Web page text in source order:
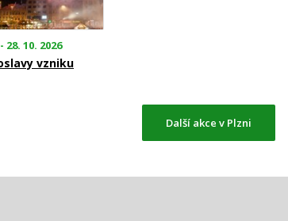
28. 10. 2026
vzniku
Další akce v Plzni